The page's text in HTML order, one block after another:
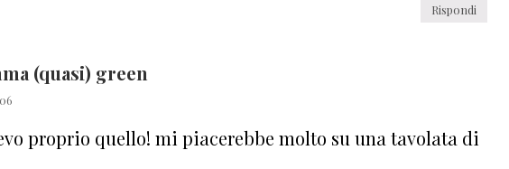
Rispondi
(quasi) green
proprio quello! mi piacerebbe molto su una tavolata di